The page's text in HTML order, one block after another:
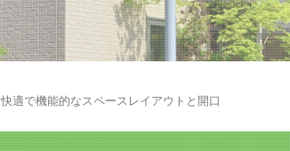
売却活動
購入されたお客様の声
快適で機能的なスペースレイアウトと開口